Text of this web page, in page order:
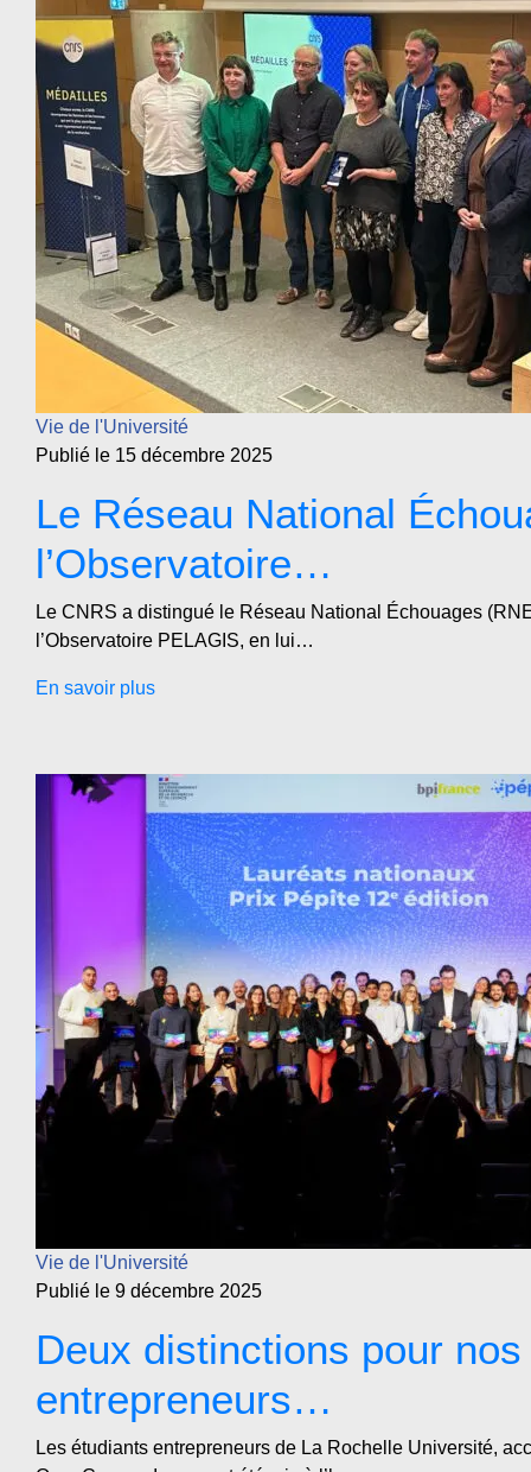
Vie de l'Université
Publié le 15 décembre 2025
Le Réseau National
l’Observatoire…
Le CNRS a distingué le Réseau National Échouages
l’Observatoire PELAGIS, en lui…
En savoir plus
Vie de l'Université
Publié le 9 décembre 2025
Deux distinctions pour
entrepreneurs…
Les étudiants entrepreneurs de La Rochelle Université,